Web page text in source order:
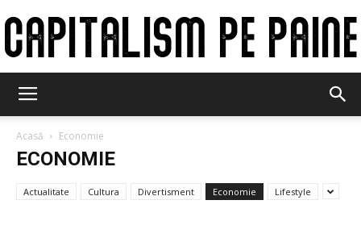
Acasă Economie
ECONOMIE
Actualitate Cultura Divertisment Economie Lifestyle